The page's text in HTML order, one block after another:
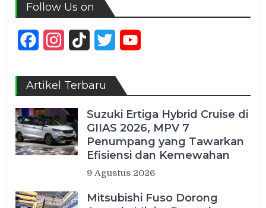
Follow Us on
FacebookInstagram
TikTok Twitter
Artikel Terbaru
Suzuki Ertiga Hybrid Cruise di
GIIAS 2026, MPV 7
Penumpang yang Tawarkan
Efisiensi dan Kemewahan
9 Agustus 2026
Mitsubishi Fuso Dorong